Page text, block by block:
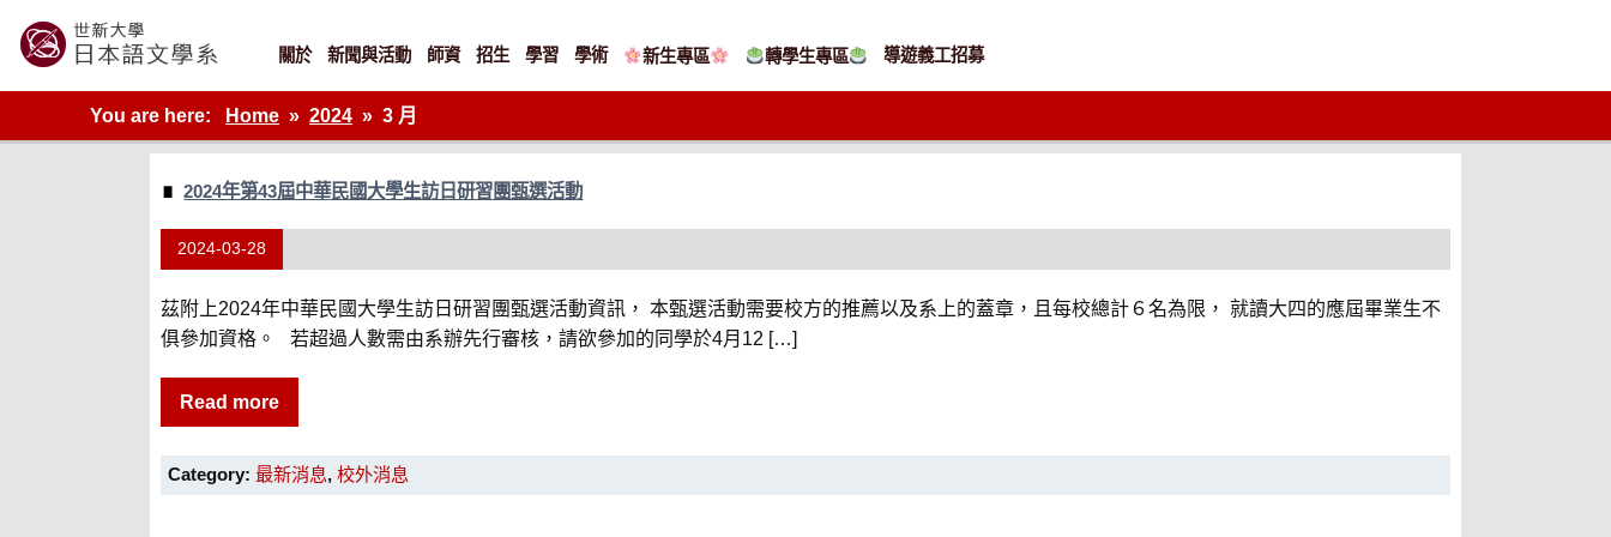
content
世新大學教學單位的網站
關於 新聞與活動 師資 招生 學習 學術 新生專區 轉學生專區 導遊義工招募
You are here: Home 2024 3 月
2024年第43屆中華民國大學生訪日研習團甄選活動
2024-03-28
茲附上2024年中華民國大學生訪日研習團甄選活動資訊， 本甄選活動需要校方的推薦以及系上的蓋章，且每校總計６名為限， 就讀大四的應屆畢業生不
俱參加資格。 若超過人數需由系辦先行審核，請欲參加的同學於4月12 […]
Read more
Category: 最新消息, 校外消息